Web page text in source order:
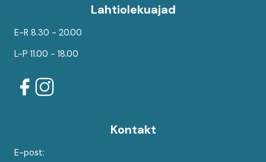
Lahtiolekuajad
E-R 8.30 - 20.00
L-P 11.00 - 18.00
Kontakt
E-post: